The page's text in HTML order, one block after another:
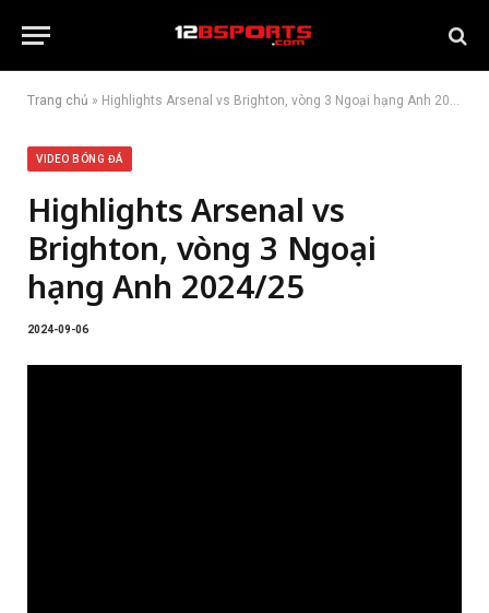
Trang chủ » Highlights Arsenal vs Brighton, vòng 3 Ngoại hạng Anh 2024/25
VIDEO BÓNG ĐÁ
Highlights Arsenal vs
Brighton, vòng 3 Ngoại
hạng Anh 2024/25
2024-09-06